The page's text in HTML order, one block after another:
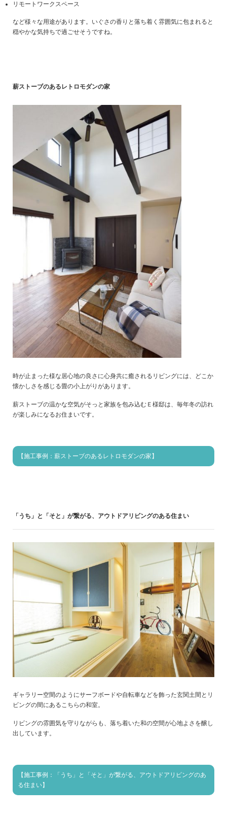
リモートワークスペース
など様々な用途があります。いぐさの香りと落ち着く雰囲気に包まれると
穏やかな気持ちで過ごせそうですね。
薪ストーブのあるレトロモダンの家
時が止まった様な居心地の良さに心身共に癒されるリビングには、どこか
懐かしさを感じる畳の小上がりがあります。
薪ストーブの温かな空気がそっと家族を包み込むＥ様邸は、毎年冬の訪れ
が楽しみになるお住まいです。
【施工事例：薪ストーブのあるレトロモダンの家】
「うち」と「そと」が繋がる、アウトドアリビングのある住まい
ギャラリー空間のようにサーフボードや自転車などを飾った玄関土間とリ
ビングの間にあるこちらの和室。
リビングの雰囲気を守りながらも、落ち着いた和の空間が心地よさを醸し
出しています。
【施工事例：「うち」と「そと」が繋がる、アウトドアリビングのあ
る住まい】